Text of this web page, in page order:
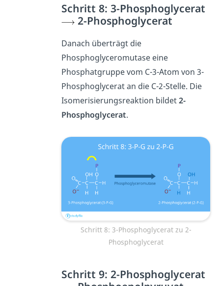
Schritt 8: 3-Phosphoglycerat
2-Phosphoglycerat
Danach überträgt die
Phosphoglyceromutase eine
Phosphatgruppe vom C-3-Atom von 3-
Phosphoglycerat an die C-2-Stelle. Die
Isomerisierungsreaktion bildet2-
Phosphoglycerat.
Schritt 8: 3-Phosphoglycerat zu 2-
Phosphoglycerat
Schritt 9: 2-Phosphoglycerat